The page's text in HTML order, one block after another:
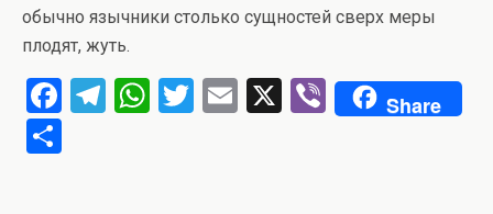
обычно язычники столько сущностей сверх меры
плодят, жуть.
F
T
W T
E
X
Vi
b
Share